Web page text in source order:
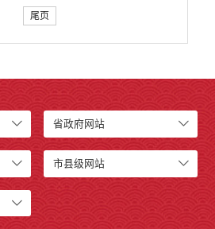
尾页
省政府网站
市县级网站